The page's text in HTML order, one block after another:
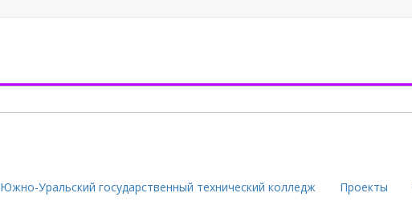
Южно-Уральский государственный технический колледж Проекты